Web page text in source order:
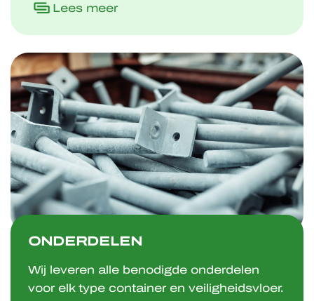
Lees meer
ONDERDELEN
Wij leveren alle benodigde onderdelen
voor elk type container en veiligheidsvloer.